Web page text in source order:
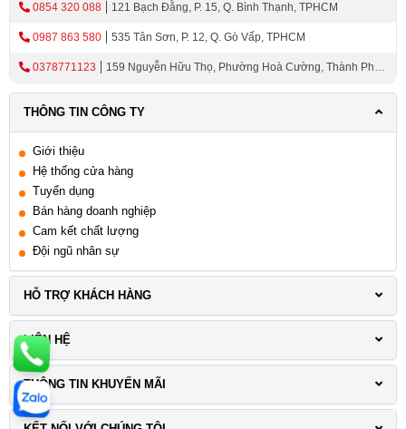
0854 320 088 121 Bạch Đằng, P. 15, Q. Bình Thạnh, TPHCM
0987 863 580 535 Tân Sơn, P. 12, Q. Gò Vấp, TPHCM
0378771123
159 Nguyễn Hữu Thọ, Phường Hoà Cường, Thành Phố
THÔNG TIN CÔNG TY
Giới thiệu
Hệ thống cửa hàng
Tuyển dụng
Bán hàng doanh nghiệp
Cam kết chất lượng
Đội ngũ nhân sự
HỖ TRỢ KHÁCH HÀNG
LIÊN HỆ
THÔNG TIN KHUYẾN MÃI